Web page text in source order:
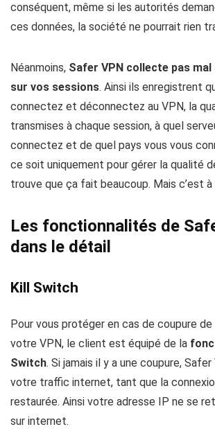
conséquent, même si les autorités
ces données, la société ne pourrait rien
Néanmoins, Safer VPN collecte pas
sur vos sessions. Ainsi ils enregistrent
connectez et déconnectez au VPN, la
transmises à chaque session, à quel
connectez et de quel pays vous vous
ce soit uniquement pour gérer la qualité
trouve que ça fait beaucoup. Mais c’est à
Les fonctionnalités de
dans le détail
Kill Switch
Pour vous protéger en cas de coupure
votre VPN, le client est équipé de la
Switch. Si jamais il y a une coupure,
votre traffic internet, tant que la
restaurée. Ainsi votre adresse IP ne se
sur internet.